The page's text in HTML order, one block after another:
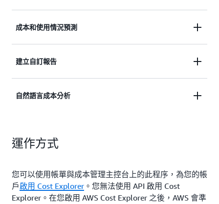
透過篩選和分組深入了解您的成本與用量資料。
成本和使用情況預測
為您的報告建立未來時間範圍內的費用和用量預測。
建立自訂報告
建立、儲存和共用自訂報告，以探索不同的資料集。
自然語言成本分析
語言，提出有關成本的問題。在 Amazon Q
運作方式
您可以使用帳單與成本管理主控台上的此程序，為您的帳
戶啟用 Cost Explorer 。您無法使用 API 啟用 Cost
Explorer。在您啟用 AWS Cost Explorer 之後，AWS 會準